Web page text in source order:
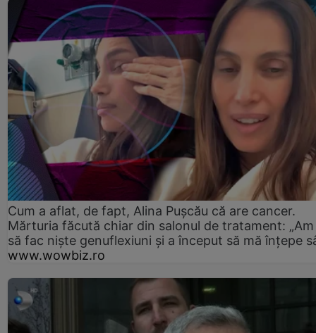
Cum a aflat, de fapt, Alina Pușcău că are cancer.
Mărturia făcută chiar din salonul de tratament:
să fac niște genuflexiuni și a început să mă înțepe
www.wowbiz.ro